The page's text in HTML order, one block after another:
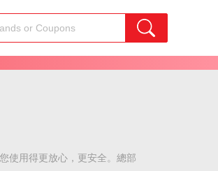
使用得更放心，更安全。總部